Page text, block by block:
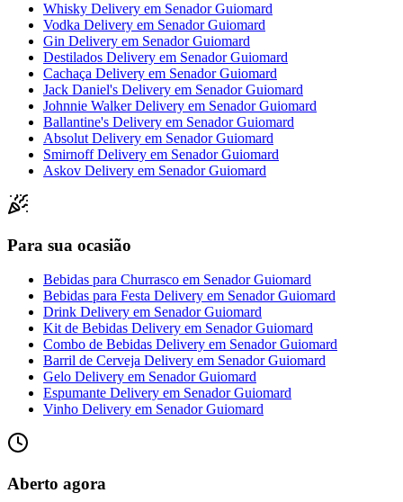
Whisky Delivery em Senador Guiomard
Vodka Delivery em Senador Guiomard
Gin Delivery em Senador Guiomard
Destilados Delivery em Senador Guiomard
Cachaça Delivery em Senador Guiomard
Jack Daniel's Delivery em Senador Guiomard
Johnnie Walker Delivery em Senador Guiomard
Ballantine's Delivery em Senador Guiomard
Absolut Delivery em Senador Guiomard
Smirnoff Delivery em Senador Guiomard
Askov Delivery em Senador Guiomard
Para sua ocasião
Bebidas para Churrasco em Senador Guiomard
Bebidas para Festa Delivery em Senador Guiomard
Drink Delivery em Senador Guiomard
Kit de Bebidas Delivery em Senador Guiomard
Combo de Bebidas Delivery em Senador Guiomard
Barril de Cerveja Delivery em Senador Guiomard
Gelo Delivery em Senador Guiomard
Espumante Delivery em Senador Guiomard
Vinho Delivery em Senador Guiomard
Aberto agora